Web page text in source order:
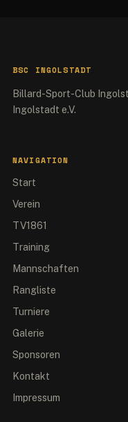
BSC INGOLSTADT
Billard-Sport-Club
Ingolstadt e.V.
NAVIGATION
Start
Verein
TV1861
Training
Mannschaften
Rangliste
Turniere
Galerie
Sponsoren
Kontakt
Impressum